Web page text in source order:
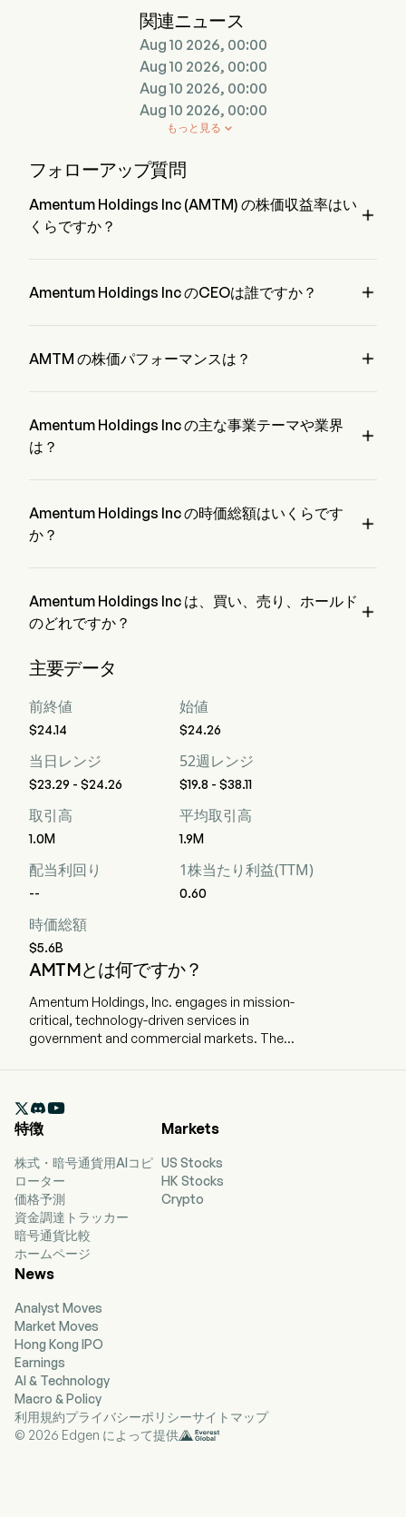
range of capabilities, including intelligence and counter-threat
solutions, data fusion and analytics, engineering and
integration, environmental solutions, advanced test, training
and readiness, and citizen solutions. Its segments include
Digital Solutions (DS) and Global Engineering Solutions (GES).
The DS segment offers advanced digital and data-driven
solutions including intelligence analytics, space system
development, cybersecurity, and next-generation information
The GES segment offers large-scale environmental
and supply chain management.
関連ニュース
Aug 10 2026, 00:00
Aug 10 2026, 00:00
Aug 10 2026, 00:00
Aug 10 2026, 00:00

もっと見る
フォローアップ質問
Amentum Holdings Inc (AMTM) の株価収益率はい
くらですか？

Amentum Holdings Inc のCEOは誰ですか？ 
AMTM の株価パフォーマンスは？ 
Amentum Holdings Inc の主な事業テーマや業界
は？

Amentum Holdings Inc の時価総額はいくらです
か？

Amentum Holdings Inc は、買い、売り、ホールド
のどれですか？

Holdings Inc の評価は、強力な買い 3 人、買い 6 人、ホール
主要データ
前終値
$24.14
始値
$24.26
当日レンジ
$23.29 - $24.26
52週レンジ
$19.8 - $38.11
取引高
1.0M
平均取引高
1.9M
配当利回り
--
1株当たり利益(TTM)
0.60
時価総額
$5.6B
AMTMとは何ですか？
Amentum Holdings, Inc. engages in mission-
critical, technology-driven services in
government and commercial markets. The
24. The company offers a range of capabilities,
including intelligence and counter-threat
and integration, environmental solutions,
advanced test, training and readiness, and
citizen solutions. Its segments include Digital
Solutions (DS) and Global Engineering Solutions
(GES). The DS segment offers advanced digital
and data-driven solutions including intelligence
analytics, space system development,
technology for the federal government and
commercial clients. The GES segment offers
large-scale environmental remediation, clean
energy, platform engineering, sustainment and
supply chain management.

特徴
株式・暗号通貨用AIコピ
ローター
価格予測
資金調達トラッカー
暗号通貨比較
ホームページ
Markets
US Stocks
HK Stocks
Crypto
News
Analyst Moves
Market Moves
Hong Kong IPO
Earnings
AI & Technology
Macro & Policy
利用規約プライバシーポリシーサイトマップ
© 2026 Edgen によって提供